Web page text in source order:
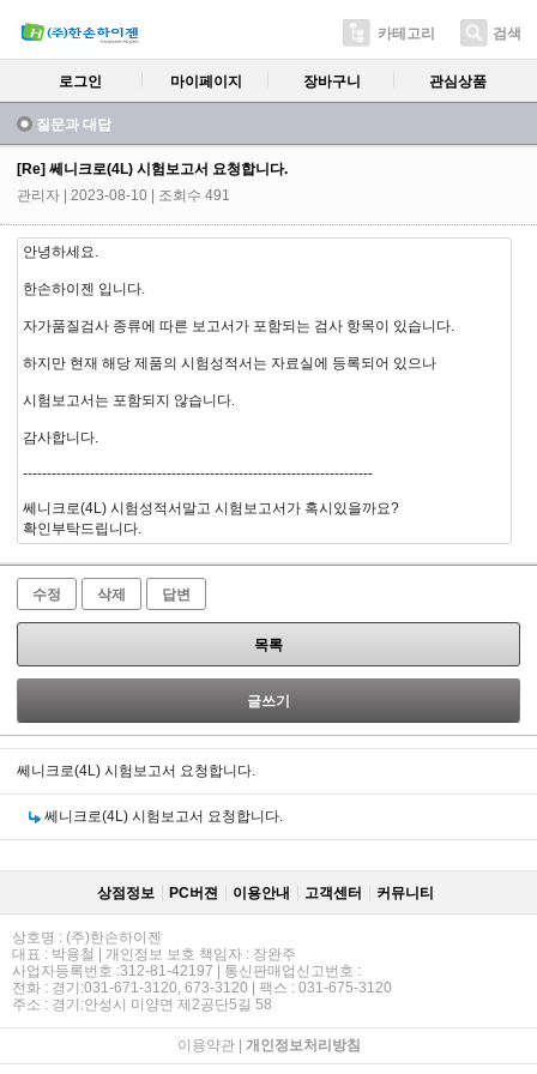
카테고리 검색
로그인 마이페이지 장바구니 관심상품
질문과 대답
[Re] 쎄니크로(4L) 시험보고서 요청합니다.
관리자
| 2023-08-10 | 조회수 491
안녕하세요.
한손하이젠 입니다.
자가품질검사 종류에 따른 보고서가 포함되는 검사 항목이 있습니다.
하지만 현재 해당 제품의 시험성적서는 자료실에 등록되어 있으나
시험보고서는 포함되지 않습니다.
감사합니다.
-------------------------------------------------------------------------
쎄니크로(4L) 시험성적서말고 시험보고서가 혹시있을까요?
확인부탁드립니다.
수정 삭제 답변
목록
글쓰기
쎄니크로(4L) 시험보고서 요청합니다.
쎄니크로(4L) 시험보고서 요청합니다.
상점정보 PC버젼 이용안내 고객센터 커뮤니티
상호명 : (주)한손하이젠
대표 : 박용철 | 개인정보 보호 책임자 : 장완주
사업자등록번호 :312-81-42197 | 통신판매업신고번호 :
전화 : 경기:031-671-3120, 673-3120 | 팩스 : 031-675-3120
주소 : 경기:안성시 미양면 제2공단5길 58
이용약관| 개인정보처리방침